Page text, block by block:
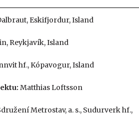
Eskifjordur, Island
Reykjavík, Island
hf., Kópavogur, Island
Matthias Loftsson
Metrostav, a. s., Sudurverk hf.,